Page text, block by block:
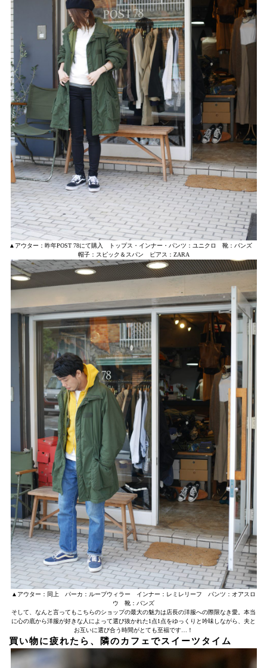
▲アウター：昨年POST 78にて購入 トップス・インナー・パンツ：ユニクロ 靴：バンズ
帽子：スピック＆スパン ピアス：ZARA
▲アウター：同上 パーカ：ループウィラー インナー：レミレリーフ パンツ：オアスロ
ウ 靴：バンズ
そして、なんと言ってもこちらのショップの最大の魅力は店長の洋服への際限なき愛。本当
に心の底から洋服が好きな人によって選び抜かれた1点1点をゆっくりと吟味しながら、夫と
お互いに選び合う時間がとても至福です…！
買い物に疲れたら、隣のカフェでスイーツタイム